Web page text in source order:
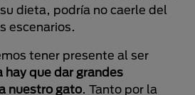
dieta, podría no caerle del
escenarios.
tener presente al ser
hay que dar grandes
nuestro gato. Tanto por la